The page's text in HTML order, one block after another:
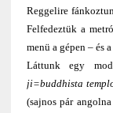
Reggelire
Felfedeztük a
menü a gépen – és
Láttunk egy
ji=buddhista
(sajnos pár